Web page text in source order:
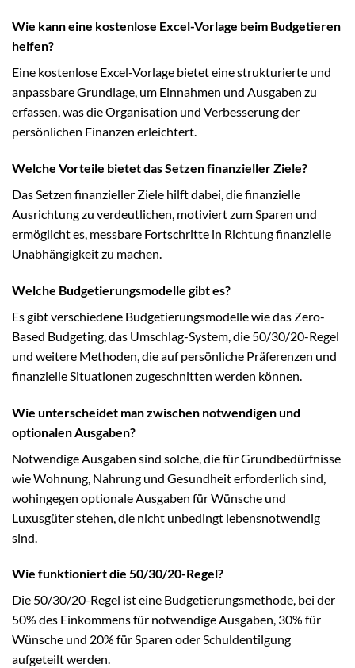
Wie kann eine kostenlose Excel-Vorlage beim Budgetieren
helfen?
Eine kostenlose Excel-Vorlage bietet eine strukturierte und
anpassbare Grundlage, um Einnahmen und Ausgaben zu
erfassen, was die Organisation und Verbesserung der
persönlichen Finanzen erleichtert.
Welche Vorteile bietet das Setzen finanzieller Ziele?
Das Setzen finanzieller Ziele hilft dabei, die finanzielle
Ausrichtung zu verdeutlichen, motiviert zum Sparen und
ermöglicht es, messbare Fortschritte in Richtung finanzielle
Unabhängigkeit zu machen.
Welche Budgetierungsmodelle gibt es?
Es gibt verschiedene Budgetierungsmodelle wie das Zero-
Based Budgeting, das Umschlag-System, die 50/30/20-Regel
und weitere Methoden, die auf persönliche Präferenzen und
finanzielle Situationen zugeschnitten werden können.
Wie unterscheidet man zwischen notwendigen und
optionalen Ausgaben?
Notwendige Ausgaben sind solche, die für Grundbedürfnisse
wie Wohnung, Nahrung und Gesundheit erforderlich sind,
wohingegen optionale Ausgaben für Wünsche und
Luxusgüter stehen, die nicht unbedingt lebensnotwendig
sind.
Wie funktioniert die 50/30/20-Regel?
Die 50/30/20-Regel ist eine Budgetierungsmethode, bei der
50% des Einkommens für notwendige Ausgaben, 30% für
Wünsche und 20% für Sparen oder Schuldentilgung
aufgeteilt werden.